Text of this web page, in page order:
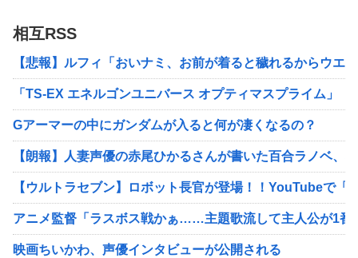
相互RSS
【悲報】ルフィ「おいナミ、お前が着ると穢れるからウ
「TS-EX エネルゴンユニバース オプティマスプライム」
Gアーマーの中にガンダムが入ると何が凄くなるの？
【朗報】人妻声優の赤尾ひかるさんが書いた百合ラノベ、
【ウルトラセブン】ロボット長官が登場！！YouTubeで「
アニメ監督「ラスボス戦かぁ……主題歌流して主人公が1番
映画ちいかわ、声優インタビューが公開される